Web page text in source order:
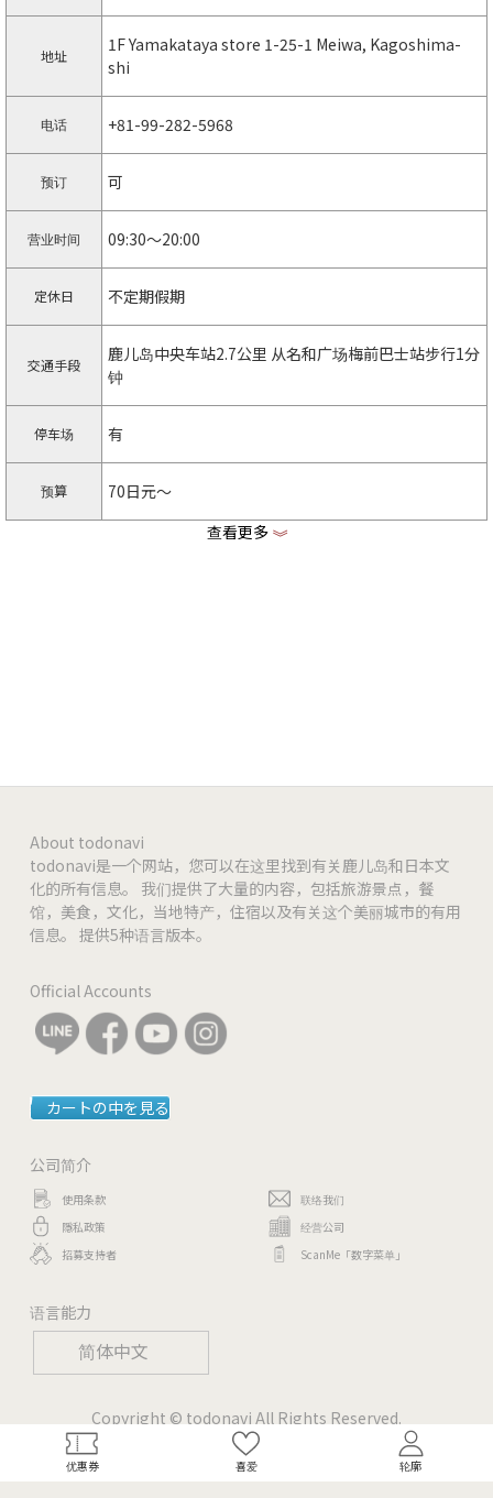
简体中文
优惠券 喜爱 轮廓
地址
1F Yamakataya store 1-25-1 Meiwa, Kagoshima-
shi
电话 +81-99-282-5968
预订 可
营业时间 09:30～20:00
定休日 不定期假期
交通手段
鹿儿岛中央车站2.7公里 从名和广场梅前巴士站步行1分
钟
停车场 有
预算 70日元〜
查看更多《
About todonavi
todonavi是一个网站，您可以在这里找到有关鹿儿岛和日本文
化的所有信息。 我们提供了大量的内容，包括旅游景点，餐
馆，美食，文化，当地特产，住宿以及有关这个美丽城市的有用
信息。 提供5种语言版本。
Official Accounts
カートの中を見る
公司简介
使用条款
隱私政策
招募支持者
联络我们
经营公司
ScanMe「数字菜单」
语言能力
Copyright © todonavi All Rights Reserved.